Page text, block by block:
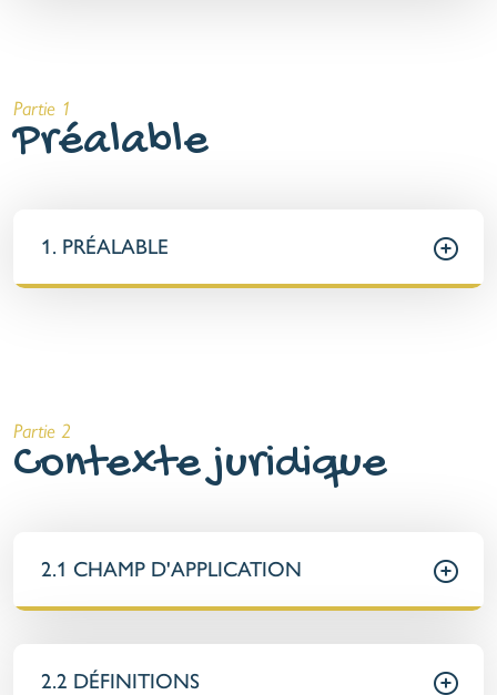
Partie 1
Préalable
1. PRÉALABLE
Partie 2
Contexte juridique
2.1 CHAMP D'APPLICATION
2.2 DÉFINITIONS